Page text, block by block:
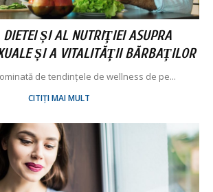
DIETEI ȘI AL NUTRIȚIEI ASUPRA
ȘI A VITALITĂȚII BĂRBAȚILOR
de tendințele de wellness de pe...
CITIȚI MAI MULT